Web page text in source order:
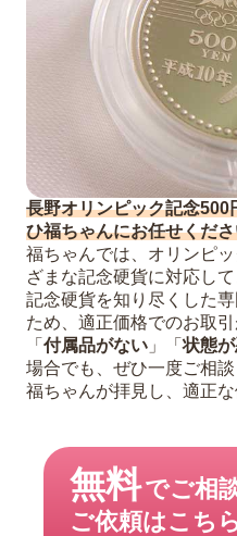
長野オリンピック記念500
ひ福ちゃんにお任せくだ
福ちゃんでは、オリンピ
ざまな記念硬貨に対応し
記念硬貨を知り尽くした
ため、適正価格でのお取引
「 付属品がない 」「状態
場合でも、ぜひ一度ご相談
福ちゃんが拝見し、適正な
無料でご相
ご依頼はこち